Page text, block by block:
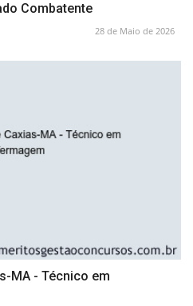
Combatente
28 de Maio de 2026
MA - Técnico em